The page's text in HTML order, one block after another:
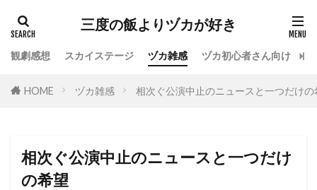
三度の飯よりヅカが好き
観劇感想 スカイステージ ヅカ雑感 ヅカ初心者さん向け
HOME ヅカ雑感 相次ぐ公演中止のニュースと一つだけの
相次ぐ公演中止のニュースと一つだけ
の希望
専科 花組 月組 雪組
星組
スカステ